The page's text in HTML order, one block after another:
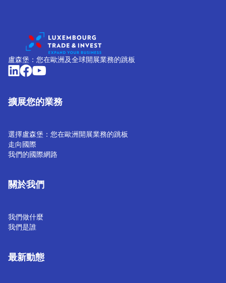
盧森堡：您在歐洲及全球開展業務的跳板
擴展您的業務
選擇盧森堡：您在歐洲開展業務的跳板
走向國際
我們的國際網路
關於我們
我們做什麼
我們是誰
最新動態